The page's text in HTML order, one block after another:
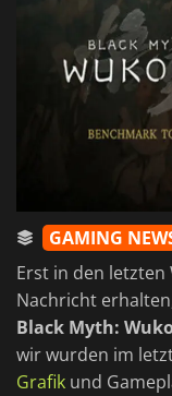
GAMING
Erst in den
Nachricht
Black Myth:
wir wurden im
Grafik und